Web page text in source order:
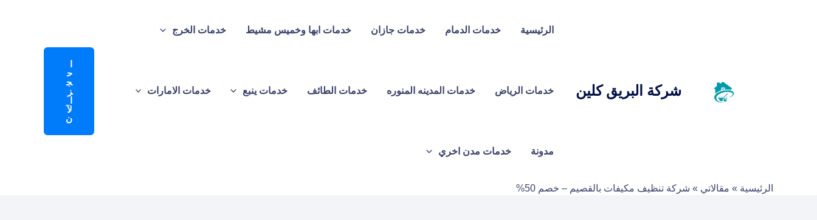
شركة البريق كلين
الرئيسية خدمات الدمام خدمات جازان خدمات ابها وخميس مشيط خدمات الخرج
خدمات الرياض خدمات المدينه المنوره خدمات الطائف خدمات ينبع خدمات الامارات
مدونة خدمات مدن اخري
ح
ج
ز
لآ
ن
الرئيسية » مقالاتي » شركة تنظيف مكيفات بالقصيم – خصم 50%